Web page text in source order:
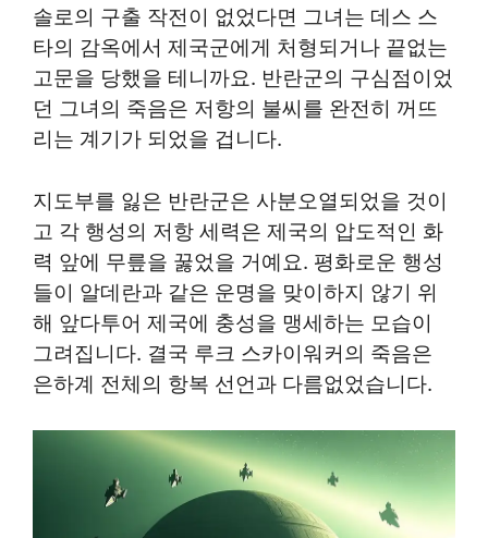
솔로의 구출 작전이 없었다면 그녀는 데스 스
타의 감옥에서 제국군에게 처형되거나 끝없는
고문을 당했을 테니까요. 반란군의 구심점이었
던 그녀의 죽음은 저항의 불씨를 완전히 꺼뜨
리는 계기가 되었을 겁니다.
지도부를 잃은 반란군은 사분오열되었을 것이
고 각 행성의 저항 세력은 제국의 압도적인 화
력 앞에 무릎을 꿇었을 거예요. 평화로운 행성
들이 알데란과 같은 운명을 맞이하지 않기 위
해 앞다투어 제국에 충성을 맹세하는 모습이
그려집니다. 결국 루크 스카이워커의 죽음은
은하계 전체의 항복 선언과 다름없었습니다.